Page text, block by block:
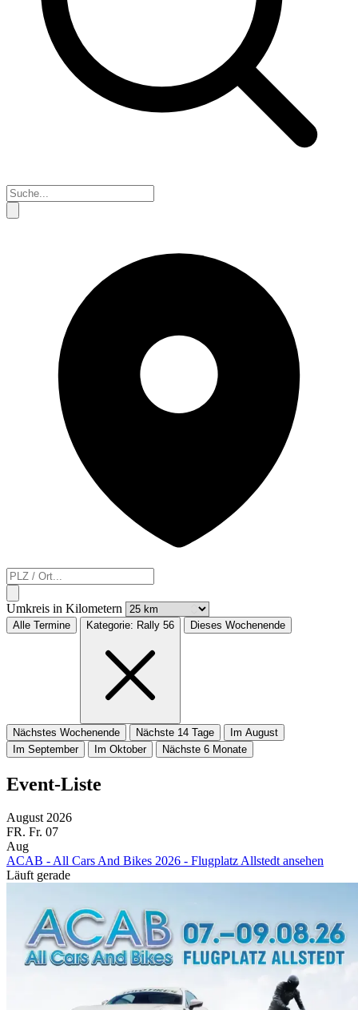
Umkreis in Kilometern
Alle Termine Kategorie: Rally 56 Dieses Wochenende
Nächstes Wochenende Nächste 14 Tage
Im August
Im September
Im Oktober Nächste 6 Monate
Event-Liste
August 2026
FR. Fr. 07
Aug
ACAB - All Cars And Bikes 2026 - Flugplatz Allstedt ansehen
Läuft gerade